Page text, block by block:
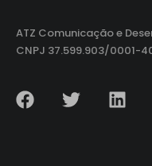
ATZ Comunicação e
CNPJ 37.599.903/0001-